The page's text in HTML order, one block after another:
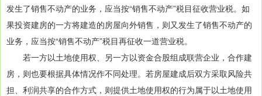
发生了销售不动产的业务，应当按“销售不动产”税目征收营业税。如
果投资建房的一方将建造的房屋向外销售，则又发生了销售不动产的
业务，应当按“销售不动产”税目再征收一道营业税。
若一方以土地使用权、另一方以资金合股组成联营企业，合作建
房，则也要根据具体情况作不同处理。若房屋建成后双方采取风险共
担、利润共享的合作方式，则提供土地使用权的行为属于以土地使用